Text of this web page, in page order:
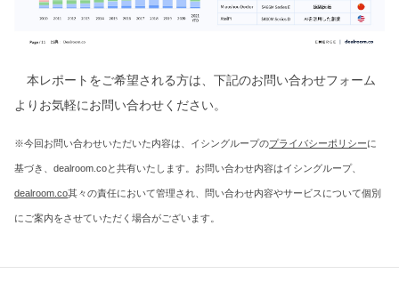
本レポートをご希望される方は、下記のお問い合わせフォーム
よりお気軽にお問い合わせください。
※今回お問い合わせいただいた内容は、イシングループのプライバシーポリシーに
基づき、dealroom.coと共有いたします。お問い合わせ内容はイシングループ、
dealroom.co其々の責任において管理され、問い合わせ内容やサービスについて個別
にご案内をさせていただく場合がございます。